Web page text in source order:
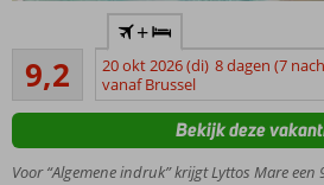
Accommodatie met een
GSTC erkend
duurzaamheidscertificaat
Gloednieuw
luxe 5-
Aan het
9,2Uitstekend
52
beoordelingen
+
20 okt 2026 (di) 8 dagen (7
vanaf Brussel
Voor “Algemene indruk” krijgt Lyttos Mare een
Bekijk deze